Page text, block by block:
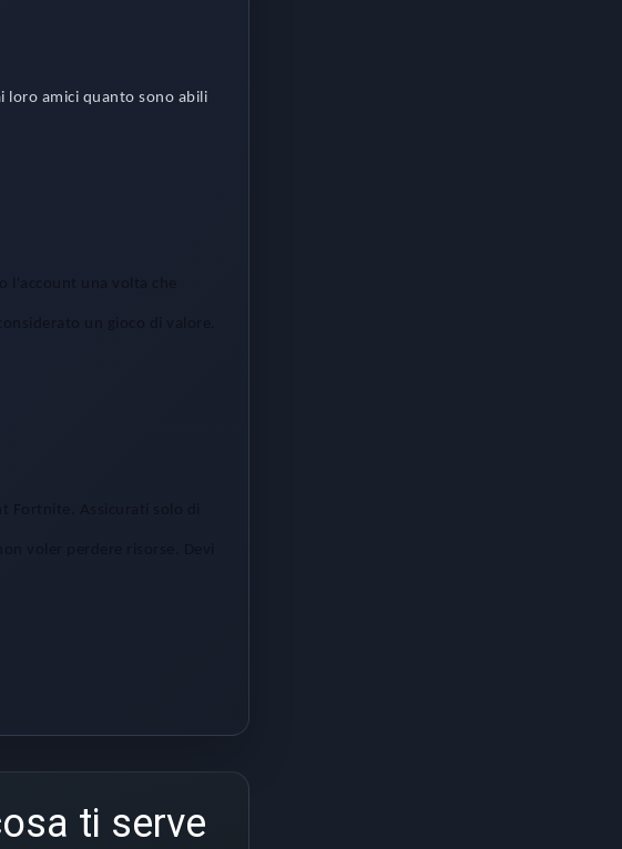
loro amici quanto sono abili
una volta che
un gioco di valore.
Fortnite. Assicurati solo di
voler perdere risorse. Devi
ti serve